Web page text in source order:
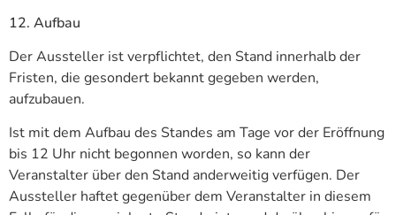
12. Aufbau
Der Aussteller ist verpflichtet, den Stand innerhalb der
Fristen, die gesondert bekannt gegeben werden,
aufzubauen.
Ist mit dem Aufbau des Standes am Tage vor der Eröffnung
bis 12 Uhr nicht begonnen worden, so kann der
Veranstalter über den Stand anderweitig verfügen. Der
Aussteller haftet gegenüber dem Veranstalter in diesem